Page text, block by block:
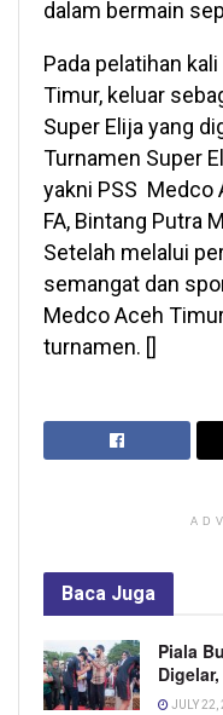
dalam bermain
Pada pelatihan
Timur, keluar
Super Elija yang
Turnamen Super
yakni PSS Medco
FA, Bintang Putra
Setelah melalui
semangat dan
Medco Aceh
turnamen. []
Baca Juga
Piala
JULY 22,